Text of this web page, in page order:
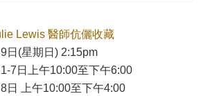
Lewis 醫師伉儷收藏
日(星期日) 2:15pm
7日上午10:00至下午6:00
日 上午10:00至下午4:00